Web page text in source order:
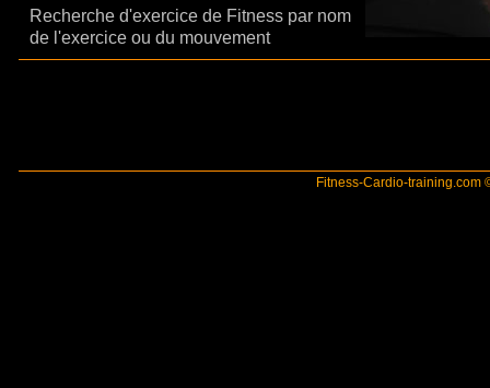
Recherche d'exercice de Fitness par nom
de l'exercice ou du mouvement
Fitness-Cardio-training.com